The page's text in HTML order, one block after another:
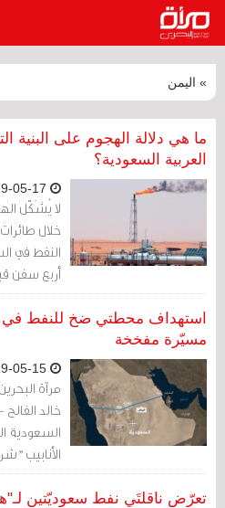
» اليمن
ما هي دلالة الهجوم على البنية
العربية السعودية؟
لا يُشَكّل
خلال
النفط في
أربع سفن
بحد ذاته،
استهداف محطتي ضخ للنفط في
مسيّرة مفخخة
مرآة
خالد الفالح
السعودية
الأنابيب
السعودي
الشرقية
تعرّض ناقلتَي نفط سعوديّتين